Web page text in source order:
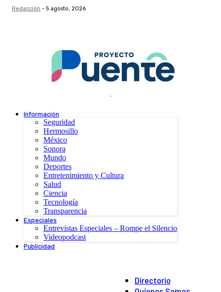
Redacción - 5 agosto, 2026
.
Información
Seguridad
Hermosillo
México
Sonora
Mundo
Deportes
Entretenimiento y Cultura
Salud
Ciencia
Tecnología
Transparencia
Especiales
Entrevistas Especiales – Rompe el Silencio
Videopodcast
Publicidad
Directorio